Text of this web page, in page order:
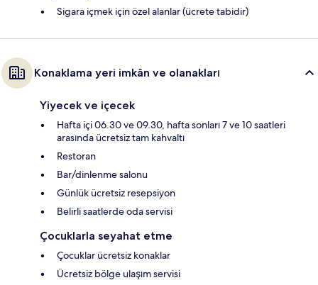
Sigara içmek için özel alanlar (ücrete tabidir)
Konaklama yeri imkân ve olanakları
Yiyecek ve içecek
Hafta içi 06.30 ve 09.30, hafta sonları 7 ve 10 saatleri
arasında ücretsiz tam kahvaltı
Restoran
Bar/dinlenme salonu
Günlük ücretsiz resepsiyon
Belirli saatlerde oda servisi
Çocuklarla seyahat etme
Çocuklar ücretsiz konaklar
Ücretsiz bölge ulaşım servisi